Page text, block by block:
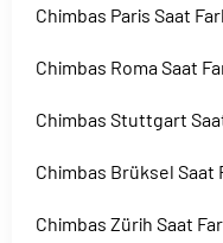
Chimbas Paris Saat
Chimbas Roma Saat
Chimbas Stuttgart
Chimbas Brüksel Saat
Chimbas Zürih Saat